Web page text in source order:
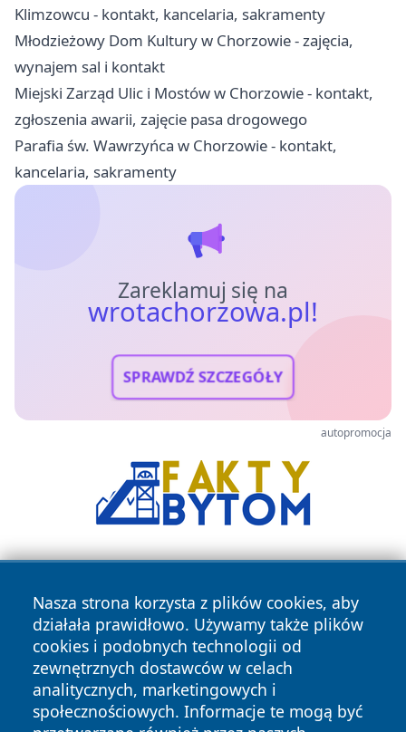
Klimzowcu - kontakt, kancelaria, sakramenty
Młodzieżowy Dom Kultury w Chorzowie - zajęcia,
wynajem sal i kontakt
Miejski Zarząd Ulic i Mostów w Chorzowie - kontakt,
zgłoszenia awarii, zajęcie pasa drogowego
Parafia św. Wawrzyńca w Chorzowie - kontakt,
kancelaria, sakramenty
Zareklamuj się na
wrotachorzowa.pl!
SPRAWDŹ SZCZEGÓŁY
autopromocja
Nasza strona korzysta z plików cookies, aby
działała prawidłowo. Używamy także plików
cookies i podobnych technologii od
zewnętrznych dostawców w celach
analitycznych, marketingowych i
społecznościowych. Informacje te mogą być
Copyright © 2026 wrotachorzowa.pl Wszystkie prawa
zastrzeżone.